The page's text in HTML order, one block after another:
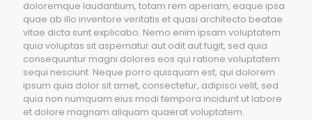
doloremque laudantium, totam rem aperiam, eaque ipsa
quae ab illo inventore veritatis et quasi architecto beatae
vitae dicta sunt explicabo. Nemo enim ipsam voluptatem
quia voluptas sit aspernatur aut odit aut fugit, sed quia
consequuntur magni dolores eos qui ratione voluptatem
sequi nesciunt. Neque porro quisquam est, qui dolorem
ipsum quia dolor sit amet, consectetur, adipisci velit, sed
quia non numquam eius modi tempora incidunt ut labore
et dolore magnam aliquam quaerat voluptatem.